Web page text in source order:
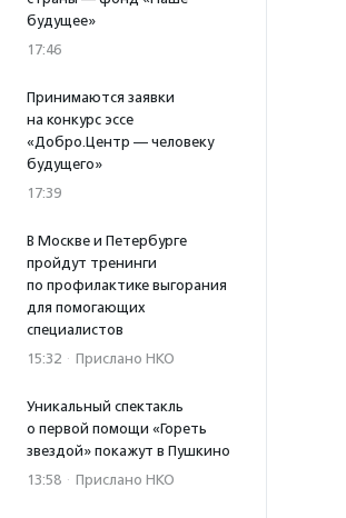
будущее»
17:46
Принимаются заявки
на конкурс эссе
«Добро.Центр — человеку
будущего»
17:39
В Москве и Петербурге
пройдут тренинги
по профилактике выгорания
для помогающих
специалистов
15:32 · Прислано НКО
Уникальный спектакль
о первой помощи «Гореть
звездой» покажут в Пушкино
13:58 · Прислано НКО